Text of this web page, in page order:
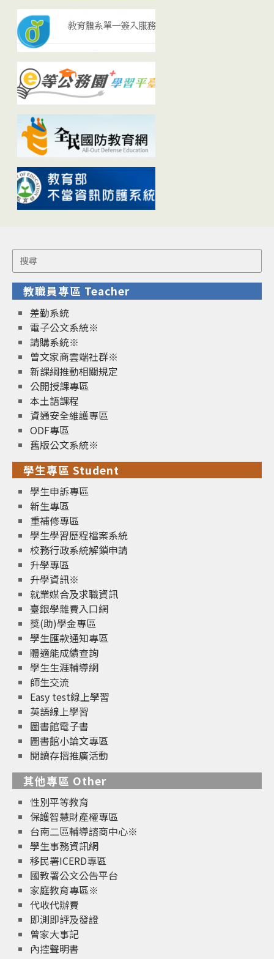
Search
for:
教職員專區 Teacher
差勤系統
電子公文系統※
請購系統※
曾文家商雲端社群※
新課綱推動相關規定
公開授課專區
本土語課程
資通安全維護專區
ODF專區
舊版公文系統※
學生專區 Student
學生申訴專區
新生專區
重補修專區
學生學習歷程檔案系統
校務行政系統解鎖申請
升學專區
升學資訊※
就業媒合及求職資訊
臺銀學雜費入口網
獎(助)學金專區
學生匯款通知專區
體適能成績查詢
學生生涯輔導網
師生交流
Easy test線上學習
英語線上學習
圖書館電子書
圖書館小論文專區
閱讀存摺推廣活動
其他專區 Other
性別平等教育
保護智慧財產權專區
台南二區輔導諮商中心※
學生事務資訊網
移民署ICERD專區
國教署公文公告平台
家庭教育專區※
代收代辦費
即測即評及發證
曾家大事記
內控聲明書